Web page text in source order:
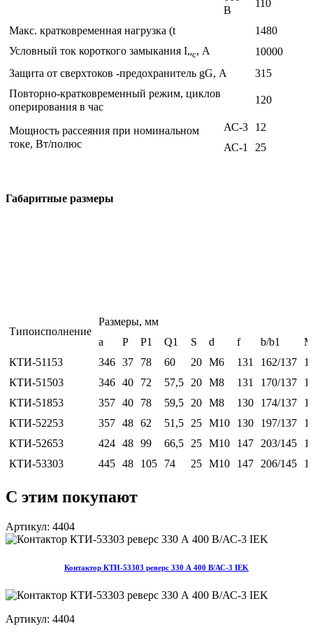
В
110
Макс. кратковременная нагрузка (t
1480
Условный ток короткого замыкания I„c, А
10000
Защита от сверхтоков -предохранитель gG, А
315
Повторно-кратковременный режим, циклов
оперирования в час
120
Мощность рассеяния при номинальном
токе, Вт/полюс
АС-3
12
АС-1
25
Габаритные размеры
Типоисполнение
Размеры, мм
а
Р Р1 Q1 S d f b/b1
M
КТИ-51153
346 37 78 60 20 М6 131 162/137
КТИ-51503
346 40 72 57,5 20 М8 131 170/137
КТИ-51853
357 40 78 59,5 20 М8 130 174/137
КТИ-52253
357 48 62 51,5 25 М10 130 197/137
КТИ-52653
424 48 99 66,5 25 М10 147 203/145
КТИ-53303
445 48 105 74 25 М10 147 206/145
С этим покупают
Артикул: 4404
Контактор КТИ-53303 реверс 330 А 400 В/АС-3 IEK
Артикул: 4404